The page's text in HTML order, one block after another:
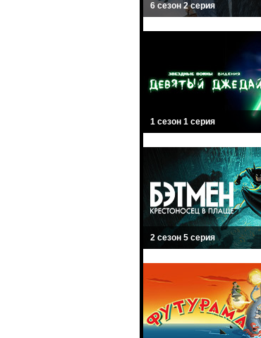
6 сезон 2 серия
1 сезон 1 серия
2 сезон 5 серия